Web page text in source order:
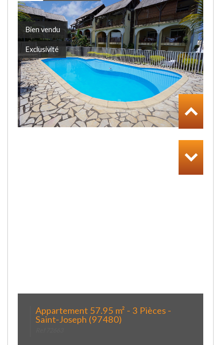
Bien vendu
Exclusivité
Appartement 57.95 m² - 3 Pièces -
Saint-Joseph (97480)